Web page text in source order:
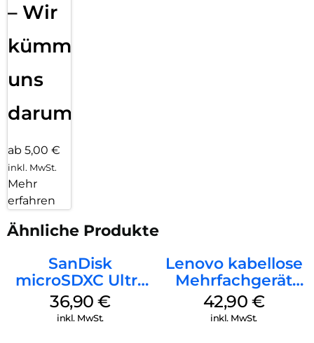
– Wir
kümmern
uns
darum!
ab 5,00 €
inkl. MwSt.
Mehr
erfahren
Ähnliche Produkte
SanDisk
microSDXC Ultra
128 GB + Adapter
Mobile
36,90€
inkl. MwSt.
Lenovo kabellose
Mehrfachgerät
Luna Grey
42,90 €
inkl. MwSt.